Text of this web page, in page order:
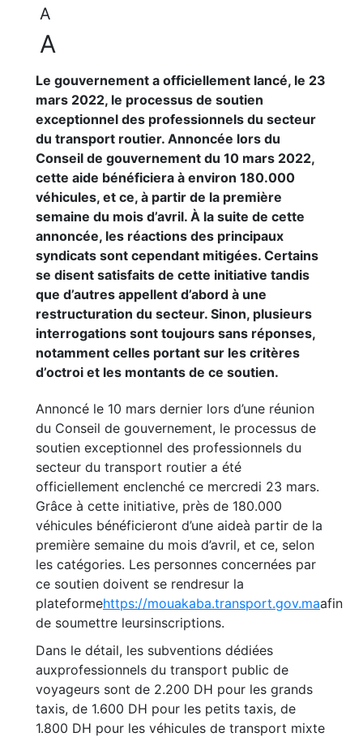
A
A
Le gouvernement a officiellement lancé, le 23
mars 2022, le processus de soutien
exceptionnel des professionnels du secteur
du transport routier. Annoncée lors du
Conseil de gouvernement du 10 mars 2022,
cette aide bénéficiera à environ 180.000
véhicules, et ce, à partir de la première
semaine du mois d’avril. À la suite de cette
annoncée, les réactions des principaux
syndicats sont cependant mitigées. Certains
se disent satisfaits de cette initiative tandis
que d’autres appellent d’abord à une
restructuration du secteur. Sinon, plusieurs
interrogations sont toujours sans réponses,
notamment celles portant sur les critères
d’octroi et les montants de ce soutien.
Annoncé le 10 mars dernier lors d’une réunion
du Conseil de gouvernement, le processus de
soutien exceptionnel des professionnels du
secteur du transport routier a été
officiellement enclenché ce mercredi 23 mars.
Grâce à cette initiative, près de 180.000
véhicules bénéficieront d’une aideà partir de la
première semaine du mois d’avril, et ce, selon
les catégories. Les personnes concernées par
ce soutien doivent se rendresur la
plateformehttps://mouakaba.transport.gov.maafin
de soumettre leursinscriptions.
Dans le détail, les subventions dédiées
auxprofessionnels du transport public de
voyageurs sont de 2.200 DH pour les grands
taxis, de 1.600 DH pour les petits taxis, de
1.800 DH pour les véhicules de transport mixte